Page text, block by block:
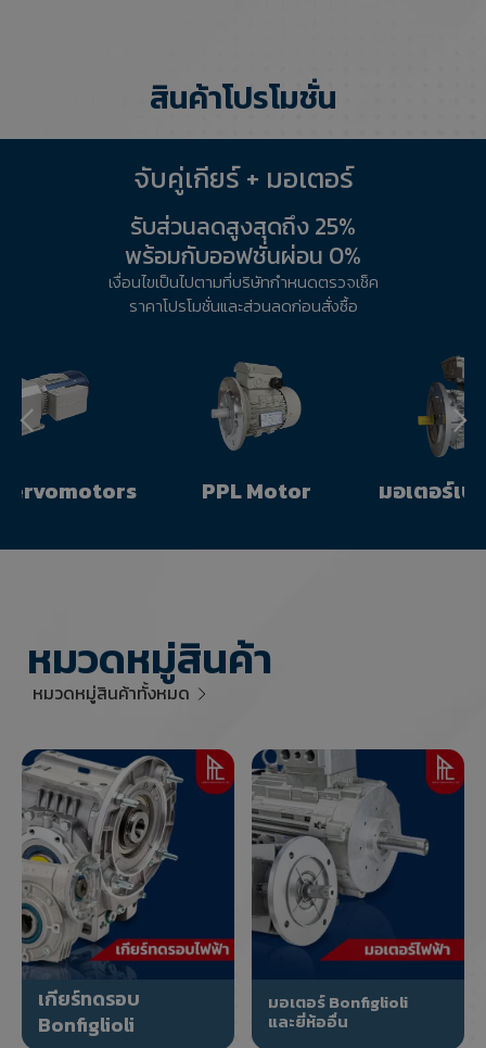
สินค้าโปรโมชั่น
จับคู่เกียร์ + มอเตอร์
รับส่วนลดสูงสุดถึง 25%
พร้อมกับออฟชั่นผ่อน 0%
เงื่อนไขเป็นไปตามที่บริษัทกำหนดตรวจเช็ค
ราคาโปรโมชั่นและส่วนลดก่อนสั่งซื้อ
มอเตอร์เบรค บอนฟัก มอเตอร์กันระเบิด ราเอล
หมวดหมู่สินค้า
หมวดหมู่สินค้าทั้งหมด
เกียร์ทดรอบ
Bonfiglioli
มอเตอร์ Bonfiglioli
และยี่ห้ออื่น